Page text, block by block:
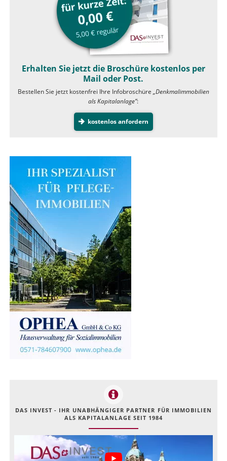
Erhalten Sie jetzt die Broschüre kostenlos per
Mail oder Post.
Bestellen Sie jetzt kostenfrei Ihre Infobroschüre „Denkmalimmobilien
als Kapitalanlage”:
kostenlos anfordern
DAS INVEST - IHR UNABHÄNGIGER PARTNER FÜR IMMOBILIEN
ALS KAPITALANLAGE SEIT 1984